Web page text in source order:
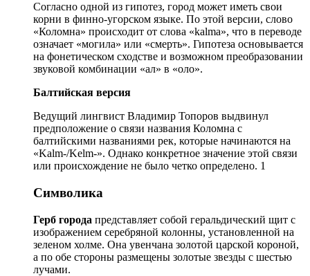
Согласно одной из гипотез, город может иметь свои
корни в финно-угорском языке. По этой версии, слово
«Коломна» происходит от слова «kalma», что в переводе
означает «могила» или «смерть». Гипотеза основывается
на фонетическом сходстве и возможном преобразовании
звуковой комбинации «ал» в «оло».
Балтийская версия
Ведущий лингвист Владимир Топоров выдвинул
предположение о связи названия Коломна с
балтийскими названиями рек, которые начинаются на
«Kalm-/Kelm-». Однако конкретное значение этой связи
или происхождение не было четко определено. 1
Символика
Герб города представляет собой геральдический щит с
изображением серебряной колонны, установленной на
зеленом холме. Она увенчана золотой царской короной,
а по обе стороны размещены золотые звезды с шестью
лучами.